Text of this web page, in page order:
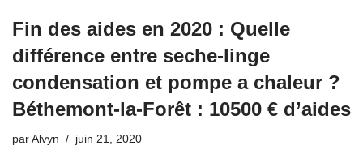
Fin des aides en 2020 : Quelle
différence entre seche-linge
condensation et pompe a chaleur ?
Béthemont-la-Forêt : 10500 € d’aides
par Alvyn juin 21, 2020